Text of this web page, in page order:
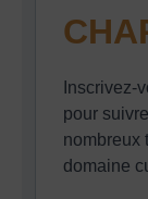
Inscrivez-
pour
nombreux
domaine